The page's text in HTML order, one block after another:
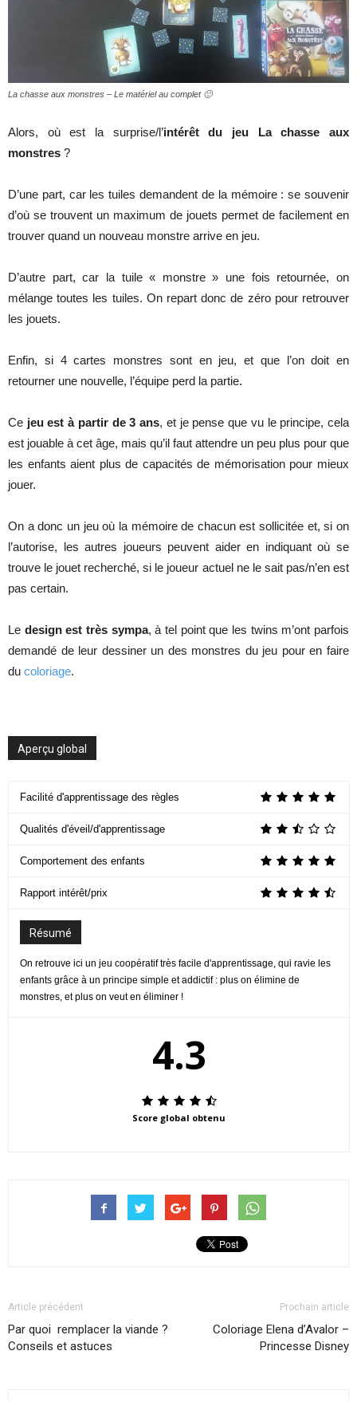
La chasse aux monstres – Le matériel au complet 🙂
Alors, où est la surprise/l’intérêt du jeu La chasse aux
monstres ?
D’une part, car les tuiles demandent de la mémoire : se souvenir
d’où se trouvent un maximum de jouets permet de facilement en
trouver quand un nouveau monstre arrive en jeu.
D’autre part, car la tuile « monstre » une fois retournée, on
mélange toutes les tuiles. On repart donc de zéro pour retrouver
les jouets.
Enfin, si 4 cartes monstres sont en jeu, et que l’on doit en
retourner une nouvelle, l’équipe perd la partie.
Ce jeu est à partir de 3 ans, et je pense que vu le principe, cela
est jouable à cet âge, mais qu’il faut attendre un peu plus pour que
les enfants aient plus de capacités de mémorisation pour mieux
jouer.
On a donc un jeu où la mémoire de chacun est sollicitée et, si on
l’autorise, les autres joueurs peuvent aider en indiquant où se
trouve le jouet recherché, si le joueur actuel ne le sait pas/n’en est
pas certain.
Le design est très sympa, à tel point que les twins m’ont parfois
demandé de leur dessiner un des monstres du jeu pour en faire
du coloriage.
Aperçu global
Facilité d'apprentissage des règles
Qualités d'éveil/d'apprentissage
Comportement des enfants
Rapport intérêt/prix
Résumé
On retrouve ici un jeu coopératif très facile d'apprentissage, qui ravie les
enfants grâce à un principe simple et addictif : plus on élimine de
monstres, et plus on veut en éliminer !
4.3
Score global obtenu
Article précédent
Par quoi remplacer la viande ?
Conseils et astuces
Prochain article
Coloriage Elena d’Avalor –
Princesse Disney